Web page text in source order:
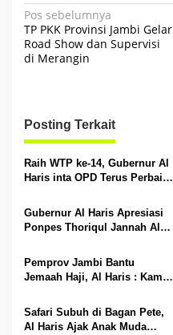
N
a
v
a
s
i
o
Pos sebelumnya
TP PKK Provinsi Jambi Gelar
Road Show dan Supervisi
di Merangin
Posting Terkait
Raih WTP ke-14, Gubernur Al
Haris inta OPD Terus Perbaiki
Gubernur Al Haris Apresiasi
Ponpes Thoriqul Jannah Al-
Gratis
Pemprov Jambi Bantu
Jemaah Haji, Al Haris : Kami
Safari Subuh di Bagan Pete,
Al Haris Ajak Anak Muda